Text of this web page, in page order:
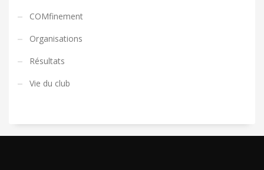
COMfinement
Organisations
Résultats
Vie du club